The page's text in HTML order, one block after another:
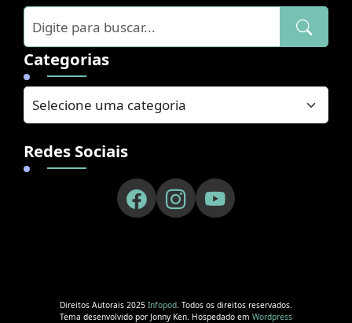
Categorias
Redes Sociais
Direitos Autorais 2025 Infopod. Todos os direitos reservados.
Tema desenvolvido por Jonny Ken. Hospedado em Wordpress